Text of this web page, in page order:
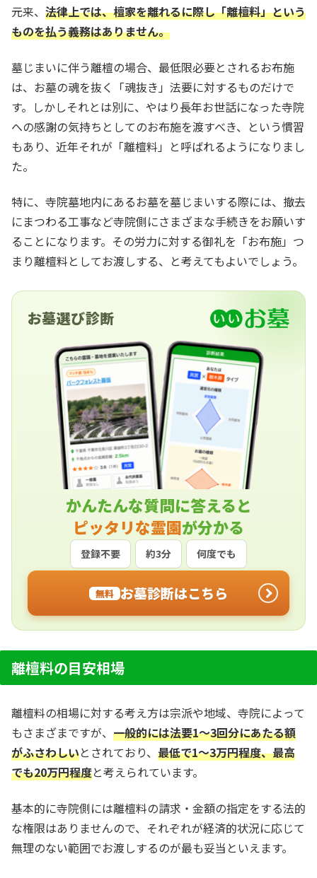
元来、 法律上では、檀家を離れるに際し「離檀料」という
ものを払う義務はありません。
墓じまいに伴う離檀の場合、最低限必要とされるお布施
は、お墓の魂を抜く「魂抜き」法要に対するものだけで
す。しかしそれとは別に、やはり長年お世話になった寺院
への感謝の気持ちとしてのお布施を渡すべき、という慣習
もあり、近年それが「離檀料」と呼ばれるようになりまし
た。
特に、寺院墓地内にあるお墓を墓じまいする際には、撤去
にまつわる工事など寺院側にさまざまな手続きをお願いす
ることになります。その労力に対する御礼を「お布施」つ
まり離檀料としてお渡しする、と考えてもよいでしょう。
お墓選び診断
かんたんな質問に答えると
ピッタリな霊園が分かる
登録不要 約3分 何度でも
無料 お墓診断はこちら
離檀料の目安相場
離檀料の相場に対する考え方は宗派や地域、寺院によって
もさまざまですが、 一般的には法要1～3回分にあたる額
がふさわしいとされており、 最低で1～3万円程度、最高
でも20万円程度と考えられています。
基本的に寺院側には離檀料の請求・金額の指定をする法的
な権限はありませんので、それぞれが経済的状況に応じて
無理のない範囲でお渡しするのが最も妥当といえます。